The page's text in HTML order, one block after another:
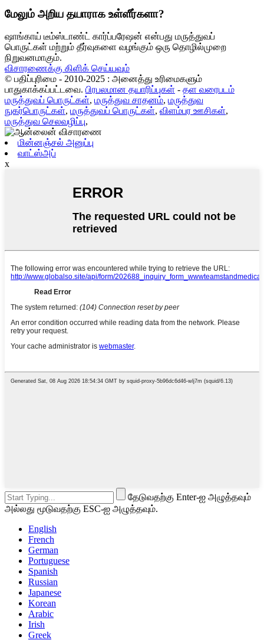
மேலும் அறிய தயாராக உள்ளீர்களா?
ஷாங்காய் டீம்ஸ்டாண்ட் கார்ப்பரேஷன் என்பது மருத்துவப்
பொருட்கள் மற்றும் தீர்வுகளை வழங்கும் ஒரு தொழில்முறை
நிறுவனமாகும்.
விசாரணைக்கு கிளிக் செய்யவும்
© பதிப்புரிமை - 2010-2025 : அனைத்து உரிமைகளும்
பாதுகாக்கப்பட்டவை. பிரபலமான தயாரிப்புகள் - தள வரைபடம்
மருத்துவப் பொருட்கள், மருத்துவ சாதனம், மருத்துவ
நுகர்பொருட்கள், மருத்துவப் பொருட்கள், விளம்பர ஊசிகள்,
மருத்துவ செலவழிப்பு,
மின்னஞ்சல் அனுப்பு
வாட்ஸ்அப்
x
தேடுவதற்கு Enter-ஐ அழுத்தவும்
அல்லது மூடுவதற்கு ESC-ஐ அழுத்தவும்.
English
French
German
Portuguese
Spanish
Russian
Japanese
Korean
Arabic
Irish
Greek